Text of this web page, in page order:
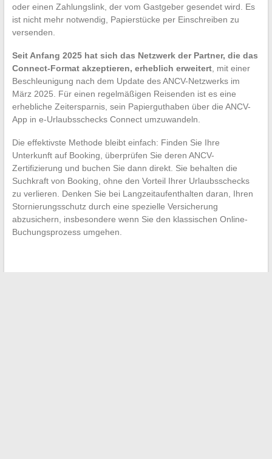
oder einen Zahlungslink, der vom Gastgeber gesendet wird. Es
ist nicht mehr notwendig, Papierstücke per Einschreiben zu
versenden.
Seit Anfang 2025 hat sich das Netzwerk der Partner, die das
Connect-Format akzeptieren, erheblich erweitert, mit einer
Beschleunigung nach dem Update des ANCV-Netzwerks im
März 2025. Für einen regelmäßigen Reisenden ist es eine
erhebliche Zeitersparnis, sein Papierguthaben über die ANCV-
App in e-Urlaubsschecks Connect umzuwandeln.
Die effektivste Methode bleibt einfach: Finden Sie Ihre
Unterkunft auf Booking, überprüfen Sie deren ANCV-
Zertifizierung und buchen Sie dann direkt. Sie behalten die
Suchkraft von Booking, ohne den Vorteil Ihrer Urlaubsschecks
zu verlieren. Denken Sie bei Langzeitaufenthalten daran, Ihren
Stornierungsschutz durch eine spezielle Versicherung
abzusichern, insbesondere wenn Sie den klassischen Online-
Buchungsprozess umgehen.